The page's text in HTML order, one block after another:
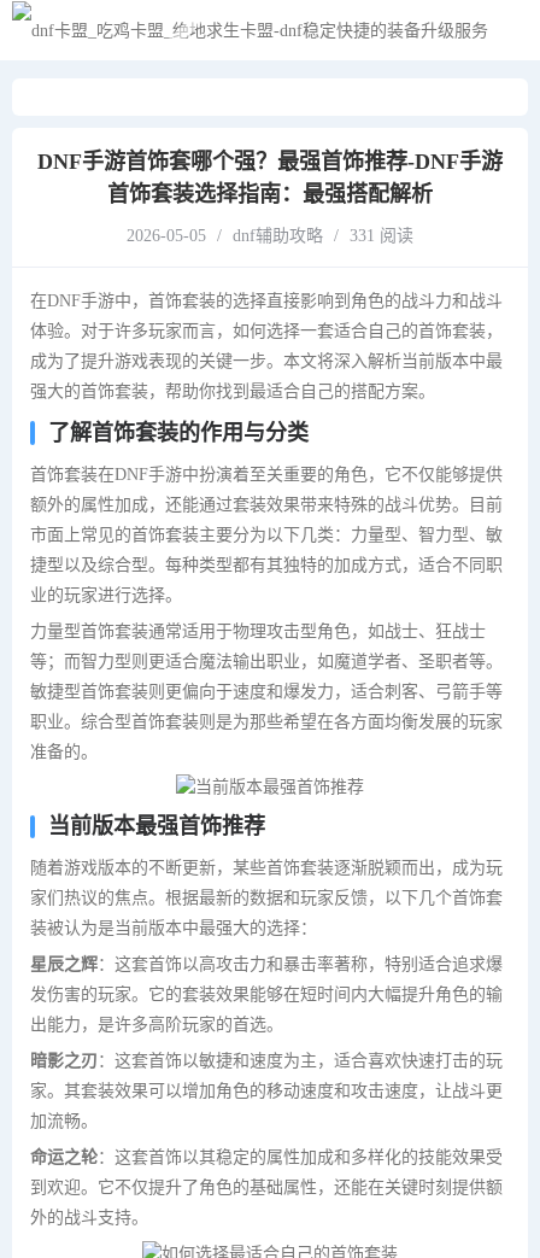
DNF手游首饰套哪个强？最强首饰推荐-DNF手游
首饰套装选择指南：最强搭配解析
2026-05-05 / dnf辅助攻略 / 331 阅读
在DNF手游中，首饰套装的选择直接影响到角色的战斗力和战斗
体验。对于许多玩家而言，如何选择一套适合自己的首饰套装，
成为了提升游戏表现的关键一步。本文将深入解析当前版本中最
强大的首饰套装，帮助你找到最适合自己的搭配方案。
了解首饰套装的作用与分类
首饰套装在DNF手游中扮演着至关重要的角色，它不仅能够提供
额外的属性加成，还能通过套装效果带来特殊的战斗优势。目前
市面上常见的首饰套装主要分为以下几类：力量型、智力型、敏
捷型以及综合型。每种类型都有其独特的加成方式，适合不同职
业的玩家进行选择。
力量型首饰套装通常适用于物理攻击型角色，如战士、狂战士
等；而智力型则更适合魔法输出职业，如魔道学者、圣职者等。
敏捷型首饰套装则更偏向于速度和爆发力，适合刺客、弓箭手等
职业。综合型首饰套装则是为那些希望在各方面均衡发展的玩家
准备的。
当前版本最强首饰推荐
随着游戏版本的不断更新，某些首饰套装逐渐脱颖而出，成为玩
家们热议的焦点。根据最新的数据和玩家反馈，以下几个首饰套
装被认为是当前版本中最强大的选择：
星辰之辉：这套首饰以高攻击力和暴击率著称，特别适合追求爆
发伤害的玩家。它的套装效果能够在短时间内大幅提升角色的输
出能力，是许多高阶玩家的首选。
暗影之刃 ：这套首饰以敏捷和速度为主，适合喜欢快速打击的玩
家。其套装效果可以增加角色的移动速度和攻击速度，让战斗更
加流畅。
命运之轮：这套首饰以其稳定的属性加成和多样化的技能效果受
到欢迎。它不仅提升了角色的基础属性，还能在关键时刻提供额
外的战斗支持。